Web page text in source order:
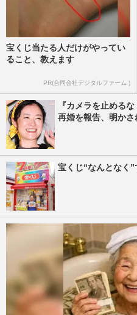
宝くじ当たる人だけがやってい
ること、教えます
PR(合同会社デジタルファーム )
『カメラを止める
再婚を報告、明か
宝くじ“なんとなく